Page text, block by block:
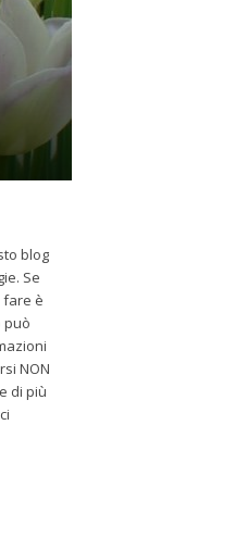
blog
Se
fare è
può
NON
di più